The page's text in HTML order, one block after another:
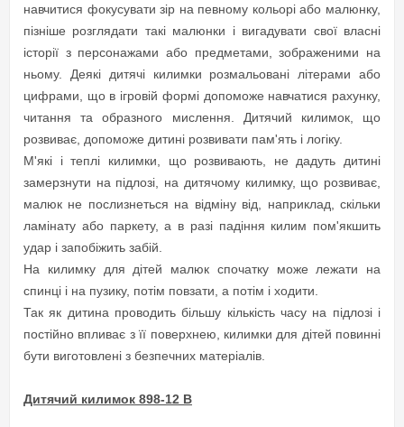
навчитися фокусувати зір на певному кольорі або малюнку,
пізніше розглядати такі малюнки і вигадувати свої власні
історії з персонажами або предметами, зображеними на
ньому. Деякі дитячі килимки розмальовані літерами або
цифрами, що в ігровій формі допоможе навчатися рахунку,
читання та образного мислення. Дитячий килимок, що
розвиває, допоможе дитині розвивати пам'ять і логіку.
М'які і теплі килимки, що розвивають, не дадуть дитині
замерзнути на підлозі, на дитячому килимку, що розвиває,
малюк не послизнеться на відміну від, наприклад, скільки
ламінату або паркету, а в разі падіння килим пом'якшить
удар і запобіжить забій.
На килимку для дітей малюк спочатку може лежати на
спинці і на пузику, потім повзати, а потім і ходити.
Так як дитина проводить більшу кількість часу на підлозі і
постійно впливає з її поверхнею, килимки для дітей повинні
бути виготовлені з безпечних матеріалів.
Дитячий килимок 898-12 В